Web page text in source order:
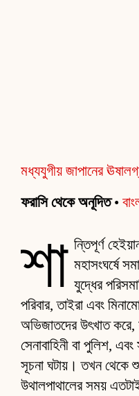
মধ্যযুগীয় জাপানের
ফরাসি থেকে অনূদিত•
শা ন্তিপূর্ণ
মহাসংঘর্ষে
যুদ্ধের
পরিবার, তাইরা এবং
অভিজাতদের উৎখাত করে,
সেনাবাহিনী বা পুলিশ,
সূচনা ঘটায়। তখন থেকে
উথালপাথালের সময়